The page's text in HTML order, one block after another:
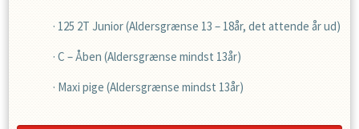
· 125 2T Junior (Aldersgrænse 13 – 18år, det attende år ud)
· C – Åben (Aldersgrænse mindst 13år)
· Maxi pige (Aldersgrænse mindst 13år)